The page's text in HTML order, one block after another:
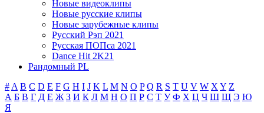
Новые видеоклипы
Новые русские клипы
Новые зарубежные клипы
Русский Рэп 2021
Русская ПОПса 2021
Dance Hit 2K21
Рандомный PL
# A B C D E F G H I J K L M N O P Q R S T U V W X Y Z
А Б В Г Д Е Ж З И К Л М Н О П Р С Т У Ф Х Ц Ч Ш Щ Э Ю
Я